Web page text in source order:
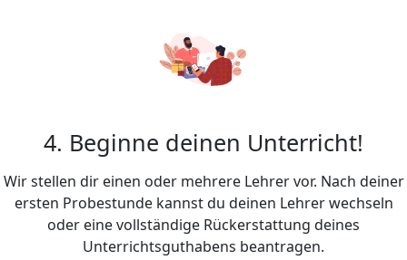
4. Beginne deinen Unterricht!
Wir stellen dir einen oder mehrere Lehrer vor. Nach deiner
ersten Probestunde kannst du deinen Lehrer wechseln
oder eine vollständige Rückerstattung deines
Unterrichtsguthabens beantragen.